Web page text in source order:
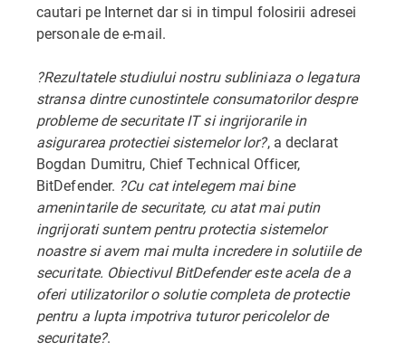
cautari pe Internet dar si in timpul folosirii adresei
personale de e-mail.
?Rezultatele studiului nostru subliniaza o legatura
stransa dintre cunostintele consumatorilor despre
probleme de securitate IT si ingrijorarile in
asigurarea protectiei sistemelor lor?, a declarat
Bogdan Dumitru, Chief Technical Officer,
BitDefender. ?Cu cat intelegem mai bine
amenintarile de securitate, cu atat mai putin
ingrijorati suntem pentru protectia sistemelor
noastre si avem mai multa incredere in solutiile de
securitate. Obiectivul BitDefender este acela de a
oferi utilizatorilor o solutie completa de protectie
pentru a lupta impotriva tuturor pericolelor de
securitate?.